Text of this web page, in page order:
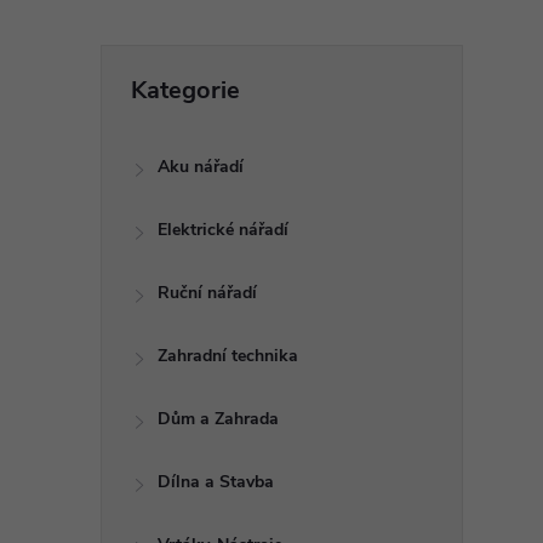
kategorie
Kategorie
Aku nářadí
Elektrické nářadí
Ruční nářadí
Zahradní technika
Dům a Zahrada
Dílna a Stavba